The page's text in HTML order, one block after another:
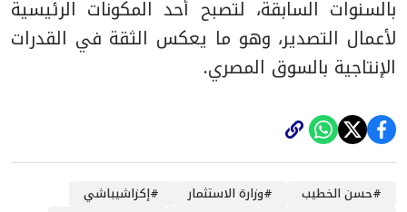
بالسنوات السابقة، لتصبح أحد المكونات الرئيسية
لأعمال التصدير، وهو ما يعكس الثقة في القدرات
الإنتاجية بالسوق المصري.
#حسن الخطيب #وزارة الاستثمار #إكزاشيباشي